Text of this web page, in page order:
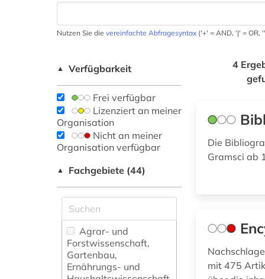
Nutzen Sie die vereinfachte Abfragesyntax ('+' = AND, '|' = OR,
▲ Verfügbarkeit
Frei verfügbar
Lizenziert an meiner
Organisation
Nicht an meiner
Organisation verfügbar
▲ Fachgebiete (44)
Agrar- und
Forstwissenschaft,
Gartenbau,
Ernährungs- und
4
Die
Gramsci ab
mit 475